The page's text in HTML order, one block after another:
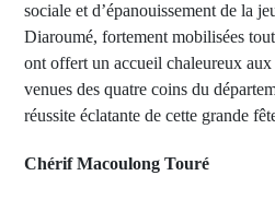
sociale et d’épanouissement de la
Diaroumé, fortement mobilisées
ont offert un accueil chaleureux
venues des quatre coins du
réussite éclatante de cette grande
Chérif Macoulong Touré